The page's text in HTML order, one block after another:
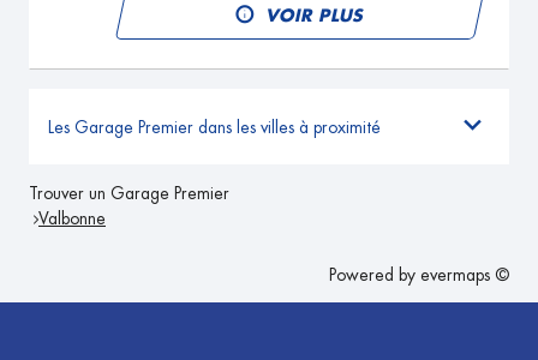
VOIR PLUS
Les Garage Premier dans les villes à proximité
Trouver un Garage Premier
Valbonne
Powered by evermaps ©